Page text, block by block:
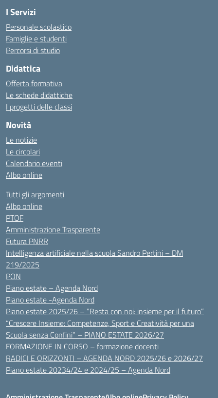
I Servizi
Personale scolastico
Famiglie e studenti
Percorsi di studio
Didattica
Offerta formativa
Le schede didattiche
I progetti delle classi
Novità
Le notizie
Le circolari
Calendario eventi
Albo online
Tutti gli argomenti
Albo online
PTOF
Amministrazione Trasparente
Futura PNRR
Intelligenza artificiale nella scuola Sandro Pertini – DM
219/2025
PON
Piano estate – Agenda Nord
Piano estate -Agenda Nord
Piano estate 2025/26 – “Resta con noi: insieme per il futuro”
“Crescere Insieme: Competenze, Sport e Creatività per una
Scuola senza Confini” – PIANO ESTATE 2026/27
FORMAZIONE IN CORSO – formazione docenti
RADICI E ORIZZONTI – AGENDA NORD 2025/26 e 2026/27
Piano estate 20234/24 e 2024/25 – Agenda Nord